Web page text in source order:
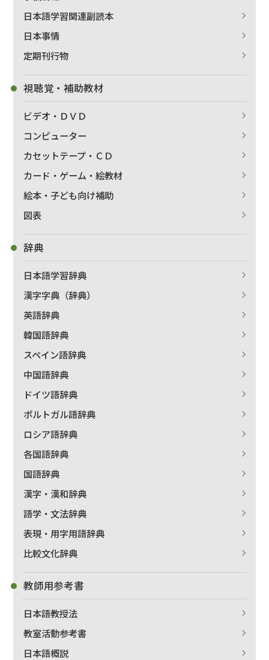
出版社名で絞り込む
著者名で絞り込む
日本語学習関連副読本
日本事情
定期刊行物
視聴覚・補助教材
ビデオ・ＤＶＤ
コンピューター
カセットテープ・ＣＤ
カード・ゲーム・絵教材
絵本・子ども向け補助
図表
辞典
日本語学習辞典
漢字字典（辞典）
英語辞典
韓国語辞典
スペイン語辞典
中国語辞典
ドイツ語辞典
ポルトガル語辞典
ロシア語辞典
各国語辞典
国語辞典
漢字・漢和辞典
語学・文法辞典
表現・用字用語辞典
比較文化辞典
教師用参考書
日本語教授法
教室活動参考書
日本語概説